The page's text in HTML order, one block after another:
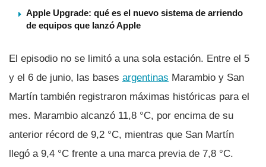
Apple Upgrade: qué es el nuevo sistema de arriendo
de equipos que lanzó Apple
El episodio no se limitó a una sola estación. Entre el 5
y el 6 de junio, las bases argentinas Marambio y San
Martín también registraron máximas históricas para el
mes. Marambio alcanzó 11,8 °C, por encima de su
anterior récord de 9,2 °C, mientras que San Martín
llegó a 9,4 °C frente a una marca previa de 7,8 °C.